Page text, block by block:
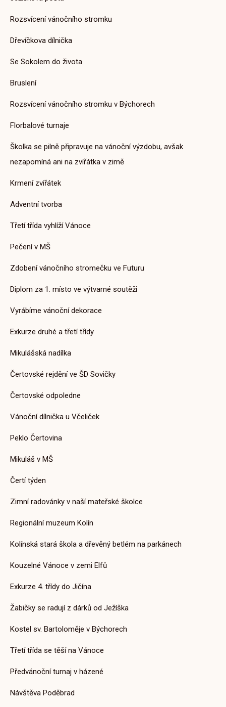
osvěžením
14. 1. 2026
Zvířátka a jejich mláďátka
Aktuality ZŠ
Zábavné odpoledne v maskách
Rozsvícení vánočního stromku
Dřevíčkova dílnička
Se Sokolem do života
Bruslení
Rozsvícení vánočního stromku v Býchorech
Florbalové turnaje
Školka se pilně připravuje na vánoční výzdobu, avšak
nezapomíná ani na zvířátka v zimě
Krmení zvířátek
Adventní tvorba
Třetí třída vyhlíží Vánoce
Pečení v MŠ
Zdobení vánočního stromečku ve Futuru
Diplom za 1. místo ve výtvarné soutěži
Vyrábíme vánoční dekorace
Exkurze druhé a třetí třídy
Mikulášská nadílka
Čertovské rejdění ve ŠD Sovičky
Čertovské odpoledne
Vánoční dílnička u Včeliček
Peklo Čertovina
Mikuláš v MŠ
Čertí týden
Zimní radovánky v naší mateřské školce
Regionální muzeum Kolín
Kolínská stará škola a dřevěný betlém na parkánech
Kouzelné Vánoce v zemi Elfů
Exkurze 4. třídy do Jičína
Žabičky se radují z dárků od Ježíška
Kostel sv. Bartoloměje v Býchorech
Třetí třída se těší na Vánoce
Předvánoční turnaj v házené
Návštěva Poděbrad